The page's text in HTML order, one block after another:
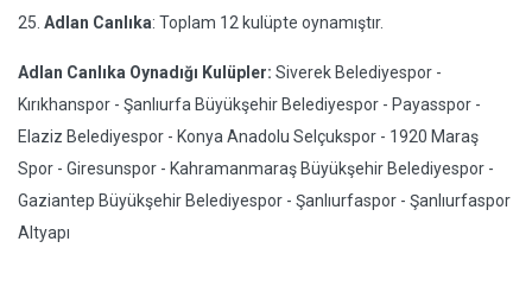
25. Adlan Canlıka: Toplam 12 kulüpte oynamıştır.
Adlan Canlıka Oynadığı Kulüpler: Siverek Belediyespor -
Kırıkhanspor - Şanlıurfa Büyükşehir Belediyespor - Payasspor -
Elaziz Belediyespor - Konya Anadolu Selçukspor - 1920 Maraş
Spor - Giresunspor - Kahramanmaraş Büyükşehir Belediyespor -
Gaziantep Büyükşehir Belediyespor - Şanlıurfaspor - Şanlıurfaspor
Altyapı